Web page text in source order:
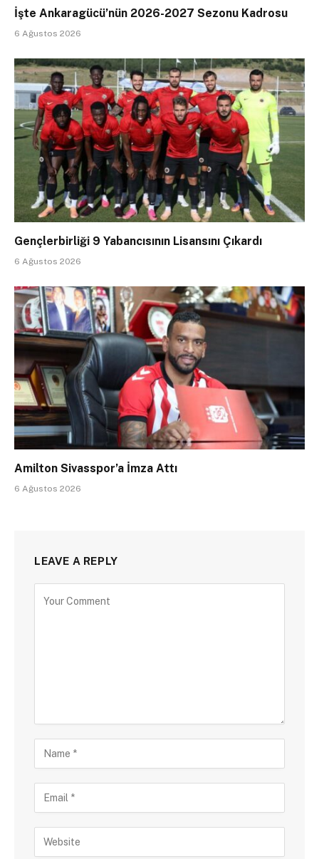
İşte Ankaragücü’nün 2026-2027 Sezonu Kadrosu
6 Ağustos 2026
Gençlerbirliği 9 Yabancısının Lisansını Çıkardı
6 Ağustos 2026
Amilton Sivasspor’a İmza Attı
6 Ağustos 2026
LEAVE A REPLY